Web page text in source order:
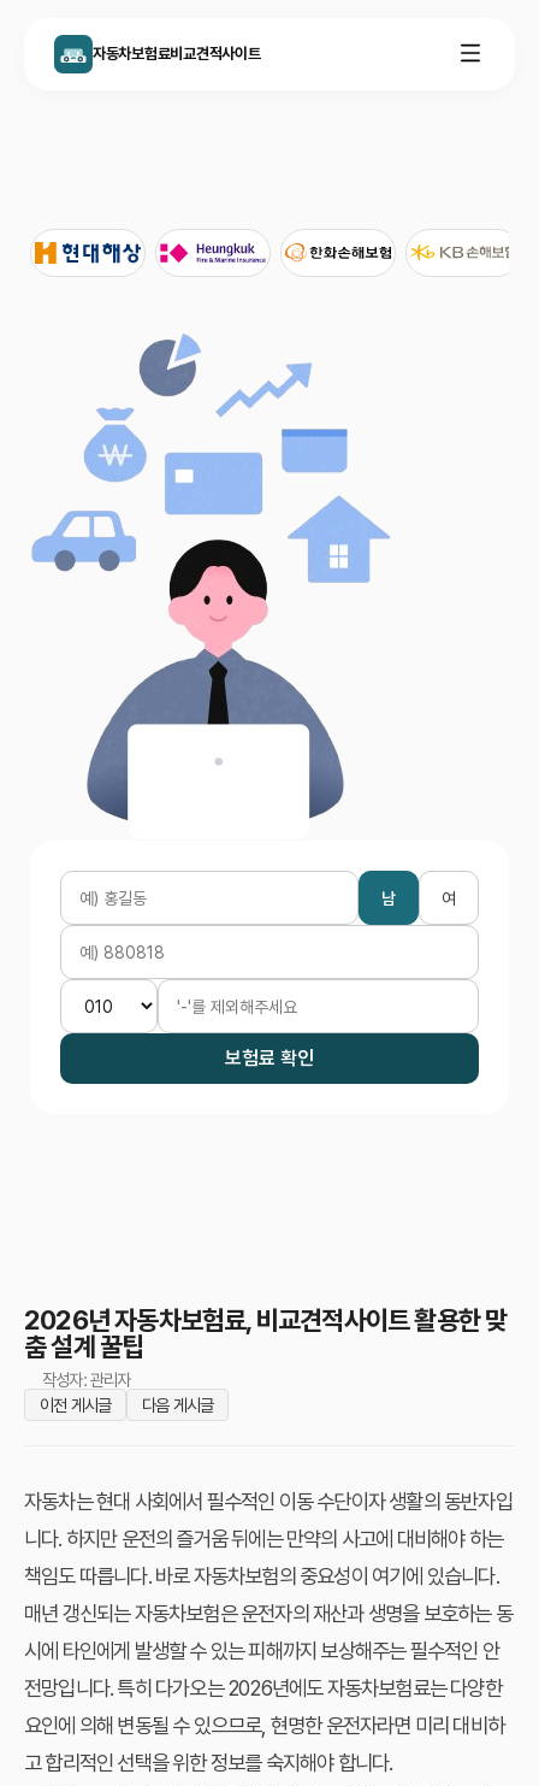
자동차보험료비교견적사이트
남 여
보험료 확인
2026년 자동차보험료, 비교견적사이트 활용한 맞
춤 설계 꿀팁
작성자: 관리자
이전 게시글
다음 게시글
자동차는 현대 사회에서 필수적인 이동 수단이자 생활의 동반자입
니다. 하지만 운전의 즐거움 뒤에는 만약의 사고에 대비해야 하는
책임도 따릅니다. 바로 자동차보험의 중요성이 여기에 있습니다.
매년 갱신되는 자동차보험은 운전자의 재산과 생명을 보호하는 동
시에 타인에게 발생할 수 있는 피해까지 보상해주는 필수적인 안
전망입니다. 특히 다가오는 2026년에도 자동차보험료는 다양한
요인에 의해 변동될 수 있으므로, 현명한 운전자라면 미리 대비하
고 합리적인 선택을 위한 정보를 숙지해야 합니다.